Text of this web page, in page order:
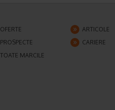
OFERTE
ARTICOLE
PROSPECTE
CARIERE
TOATE MARCILE